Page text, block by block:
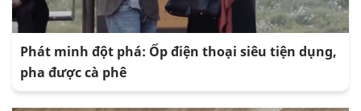
Phát minh đột phá: Ốp điện thoại siêu tiện dụng,
pha được cà phê